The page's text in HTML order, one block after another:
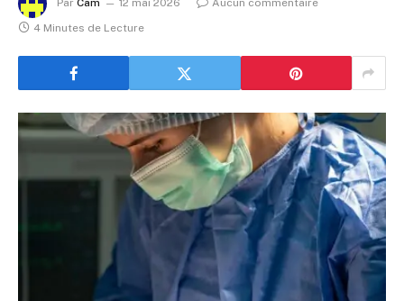
Par Cam 12 mai 2026
Aucun commentaire
4 Minutes de Lecture